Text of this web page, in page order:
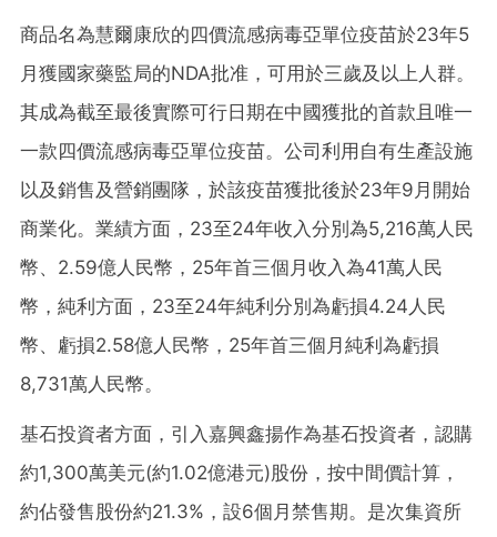
商品名為慧爾康欣的四價流感病毒亞單位疫苗於23年5
月獲國家藥監局的NDA批准，可用於三歲及以上人群。
其成為截至最後實際可行日期在中國獲批的首款且唯一
一款四價流感病毒亞單位疫苗。公司利用自有生產設施
以及銷售及營銷團隊，於該疫苗獲批後於23年9月開始
商業化。業績方面，23至24年收入分別為5,216萬人民
幣、2.59億人民幣，25年首三個月收入為41萬人民
幣，純利方面，23至24年純利分別為虧損4.24人民
幣、虧損2.58億人民幣，25年首三個月純利為虧損
8,731萬人民幣。
基石投資者方面，引入嘉興鑫揚作為基石投資者，認購
約1,300萬美元(約1.02億港元)股份，按中間價計算，
約佔發售股份約21.3%，設6個月禁售期。是次集資所